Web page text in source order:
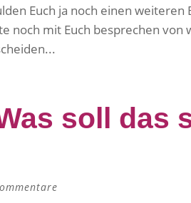
Euch ja noch einen weiteren
noch mit Euch besprechen von
soll das